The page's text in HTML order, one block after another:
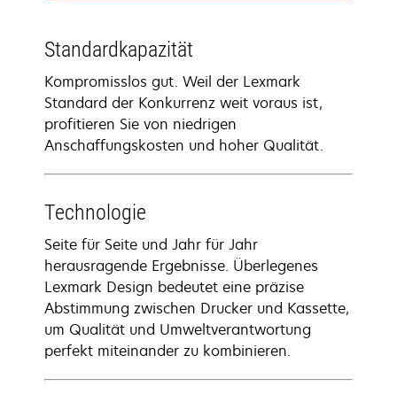
Standardkapazität
Kompromisslos gut. Weil der Lexmark
Standard der Konkurrenz weit voraus ist,
profitieren Sie von niedrigen
Anschaffungskosten und hoher Qualität.
Technologie
Seite für Seite und Jahr für Jahr
herausragende Ergebnisse. Überlegenes
Lexmark Design bedeutet eine präzise
Abstimmung zwischen Drucker und Kassette,
um Qualität und Umweltverantwortung
perfekt miteinander zu kombinieren.